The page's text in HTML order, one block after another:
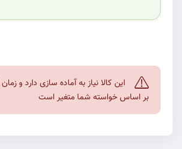
این کالا نیاز به آماده سازی دارد و
بر اساس خواسته شما متغیر است